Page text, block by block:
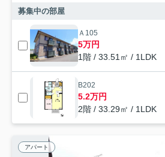
募集中の部屋
Ａ105
5万円
1階 / 33.51㎡ / 1LDK
B202
5.2万円
2階 / 33.29㎡ / 1LDK
アパート